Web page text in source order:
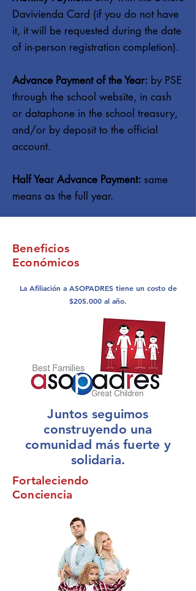
Davivienda Card (if you do not have
it, it will be requested during the date
of in-person registration completion).
Advance Payment of the Year: by PSE
through the school website, in cash
or dataphone in the school treasury,
and/or by deposit to the official
account.
Half Year Advance Payment: same
means as the full year.
Beneficios
Económicos
La Afiliación a ASOPADRES tiene un costo de
$205.000 al año.​
Juntos seguimos
construyendo una
comunidad más fuerte y
solidaria.
Fortaleciendo
Conciencia